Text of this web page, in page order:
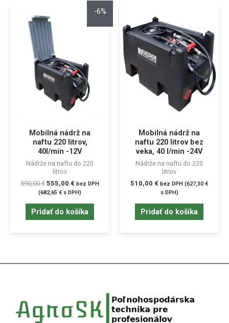
-6%
Mobilná nádrž na
naftu 220 litrov,
40l/min -12V
Nádrže na naftu do 220
litrov
590,00€ 555,00 € bez DPH
(682,65 € s DPH)
Pridať do košíka
Mobilná nádrž na
naftu 220 litrov bez
veka, 40 l/min -24V
Nádrže na naftu do 220
litrov
510,00 € bez DPH (627,30€
s DPH)
Pridať do košíka